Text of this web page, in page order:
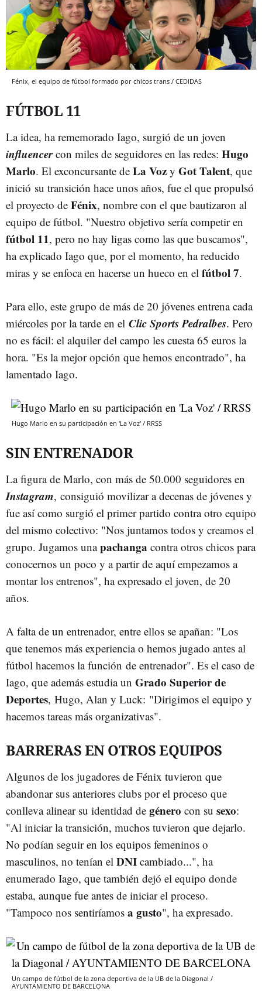
Fénix, el equipo de fútbol formado por chicos trans / CEDIDAS
FÚTBOL 11
La idea, ha rememorado Iago, surgió de un joven
influencercon miles de seguidores en las redes: Hugo
Marlo. El exconcursante de La Voz y Got Talent, que
inició su transición hace unos años, fue el que propulsó
el proyecto de Fénix, nombre con el que bautizaron al
equipo de fútbol. "Nuestro objetivo sería competir en
fútbol 11, pero no hay ligas como las que buscamos",
ha explicado Iago que, por el momento, ha reducido
miras y se enfoca en hacerse un hueco en el fútbol 7.
Para ello, este grupo de más de 20 jóvenes entrena cada
miércoles por la tarde en el Clic Sports Pedralbes. Pero
no es fácil: el alquiler del campo les cuesta 65 euros la
hora. "Es la mejor opción que hemos encontrado", ha
lamentado Iago.
Hugo Marlo en su participación en 'La Voz' / RRSS
SIN ENTRENADOR
La figura de Marlo, con más de 50.000 seguidores en
Instagram, consiguió movilizar a decenas de jóvenes y
fue así como surgió el primer partido contra otro equipo
del mismo colectivo: "Nos juntamos todos y creamos el
grupo. Jugamos unapachanga contra otros chicos para
conocernos un poco y a partir de aquí empezamos a
montar los entrenos", ha expresado el joven, de 20
años.
A falta de un entrenador, entre ellos se apañan: "Los
que tenemos más experiencia o hemos jugado antes al
fútbol hacemos la función de entrenador". Es el caso de
Iago, que además estudia un Grado Superior de
Deportes, Hugo, Alan y Luck: "Dirigimos el equipo y
hacemos tareas más organizativas".
BARRERAS EN OTROS EQUIPOS
Algunos de los jugadores de Fénix tuvieron que
abandonar sus anteriores clubs por el proceso que
conlleva alinear su identidad de género con su sexo:
"Al iniciar la transición, muchos tuvieron que dejarlo.
No podían seguir en los equipos femeninos o
masculinos, no tenían el DNI cambiado...", ha
enumerado Iago, que también dejó el equipo donde
estaba, aunque fue antes de iniciar el proceso.
"Tampoco nos sentiríamos a gusto", ha expresado.
Un campo de fútbol de la zona deportiva de la UB de la Diagonal /
AYUNTAMIENTO DE BARCELONA